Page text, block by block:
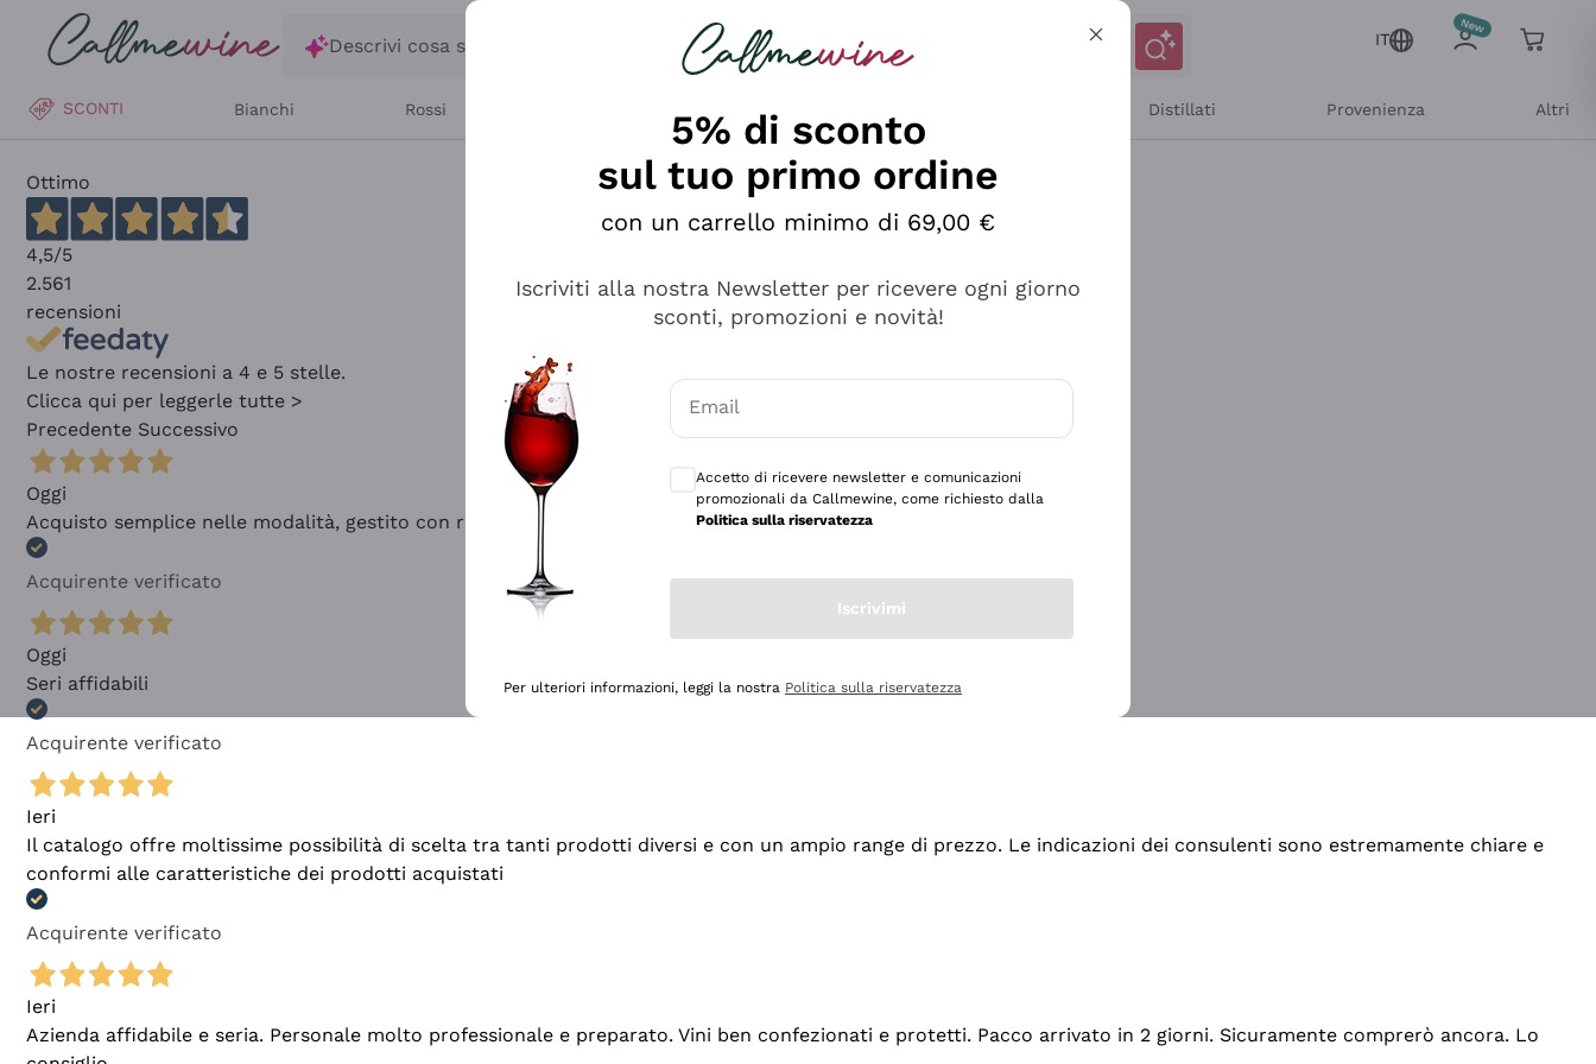
Salta al contenuto principale
Descrivi cosa stai cercando
IT
SCONTI Bianchi Rossi Distillati Provenienza Altri
Ottimo
4,5/5
2.561
recensioni
Le nostre recensioni a 4 e 5 stelle.
Clicca qui per leggerle tutte >
Precedente Successivo
Oggi
Acquisto semplice nelle modalità, gestito con rapidità e professionalità
Acquirente verificato
Oggi
Seri affidabili
Acquirente verificato
Ieri
Il catalogo offre moltissime possibilità di scelta tra tanti prodotti diversi e con un ampio range di prezzo. Le indicazioni dei consulenti sono estremamente chiare e
conformi alle caratteristiche dei prodotti acquistati
Acquirente verificato
Ieri
Azienda affidabile e seria. Personale molto professionale e preparato. Vini ben confezionati e protetti. Pacco arrivato in 2 giorni. Sicuramente comprerò ancora. Lo
5% di sconto
sul tuo primo ordine
con un carrello minimo di 69,00 €
Iscriviti alla nostra Newsletter per ricevere ogni giorno
sconti, promozioni e novità!
Email
Accetto di ricevere newsletter e comunicazioni
promozionali da Callmewine, come richiesto dalla
Politica sulla riservatezza
Iscrivimi
Per ulteriori informazioni, leggi la nostra Politica sulla riservatezza